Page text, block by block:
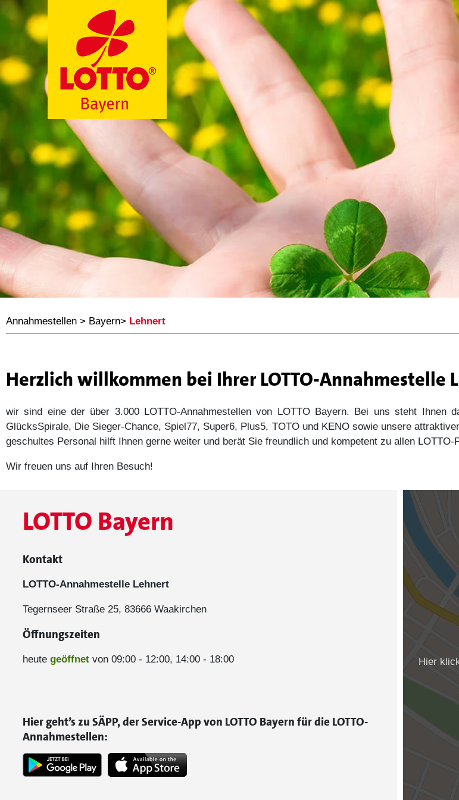
Annahmestellen > Bayern> Lehnert
Herzlich willkommen bei Ihrer LOTTO-Annahmestelle
wir sind eine der über 3.000 LOTTO-Annahmestellen von LOTTO Bayern. Bei uns steht Ihnen
GlücksSpirale, Die Sieger-Chance, Spiel77, Super6, Plus5, TOTO und KENO sowie unsere
geschultes Personal hilft Ihnen gerne weiter und berät Sie freundlich und kompetent zu allen LOTTO-
Wir freuen uns auf Ihren Besuch!
LOTTO Bayern
Kontakt
LOTTO-Annahmestelle Lehnert
Tegernseer Straße 25, 83666 Waakirchen
Öffnungszeiten
heute geöffnet von 09:00 - 12:00, 14:00 - 18:00
Hier geht’s zu SÄPP, der Service-App von LOTTO Bayern für die LOTTO-
Annahmestellen:
Hier